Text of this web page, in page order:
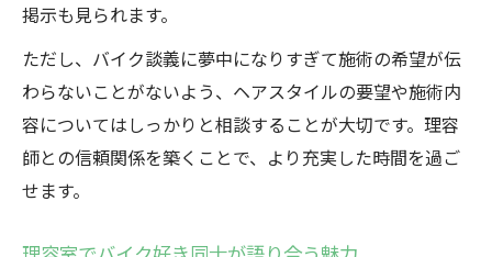
掲示も見られます。
ただし、バイク談義に夢中になりすぎて施術の希望が伝
わらないことがないよう、ヘアスタイルの要望や施術内
容についてはしっかりと相談することが大切です。理容
師との信頼関係を築くことで、より充実した時間を過ご
せます。